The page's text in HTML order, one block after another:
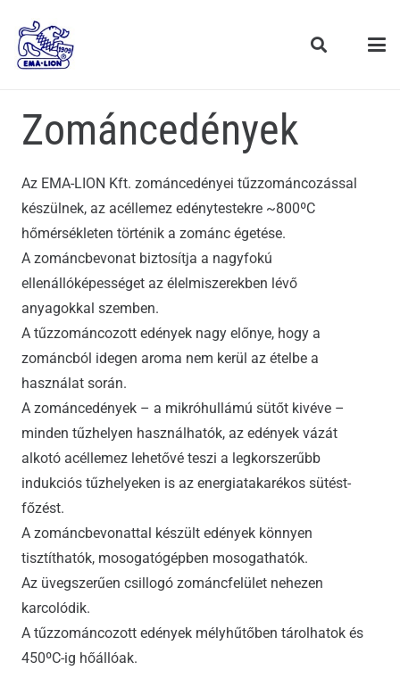
Zománcedények
Az EMA-LION Kft. zománcedényei tűzzománcozással
készülnek, az acéllemez edénytestekre ~800ºC
hőmérsékleten történik a zománc égetése.
A zománcbevonat biztosítja a nagyfokú
ellenállóképességet az élelmiszerekben lévő
anyagokkal szemben.
A tűzzománcozott edények nagy előnye, hogy a
zománcból idegen aroma nem kerül az ételbe a
használat során.
A zománcedények – a mikróhullámú sütőt kivéve –
minden tűzhelyen használhatók, az edények vázát
alkotó acéllemez lehetővé teszi a legkorszerűbb
indukciós tűzhelyeken is az energiatakarékos sütést-
főzést.
A zománcbevonattal készült edények könnyen
tisztíthatók, mosogatógépben mosogathatók.
Az üvegszerűen csillogó zománcfelület nehezen
karcolódik.
A tűzzománcozott edények mélyhűtőben tárolhatok és
450ºC-ig hőállóak.